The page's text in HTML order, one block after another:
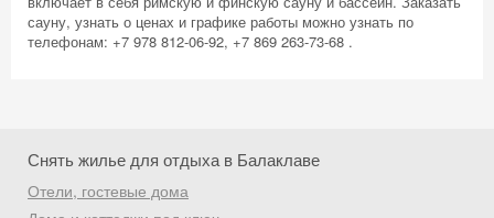
сауну, узнать о ценах и графике работы можно узнать по
телефонам: +7 978 812-06-92, +7 869 263-73-68 .
Снять жилье для отдыха в Балаклаве
Отели, гостевые дома
Скидка −5%
Получить промокод